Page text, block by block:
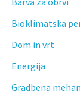
Bioklimatska
Dom in vrt
Energija
Gradbena